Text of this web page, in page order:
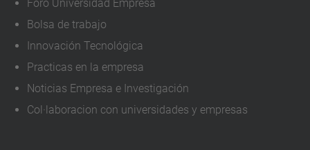
Foro Universidad Empresa
Bolsa de trabajo
Innovación Tecnológica
Practicas en la empresa
Noticias Empresa e Investigación
Col·laboracion con universidades y empresas